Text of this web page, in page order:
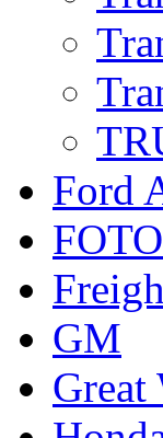
Ford
GM
Great